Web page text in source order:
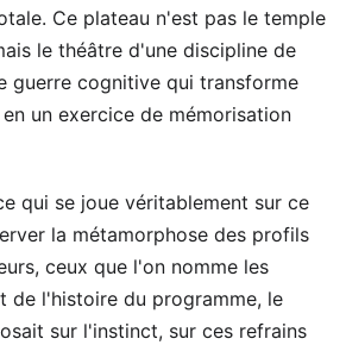
Ce plateau n'est pas le temple
le théâtre d'une discipline de
guerre cognitive qui transforme
un exercice de mémorisation
qui se joue véritablement sur ce
la métamorphose des profils
ceux que l'on nomme les
de l'histoire du programme, le
sur l'instinct, sur ces refrains